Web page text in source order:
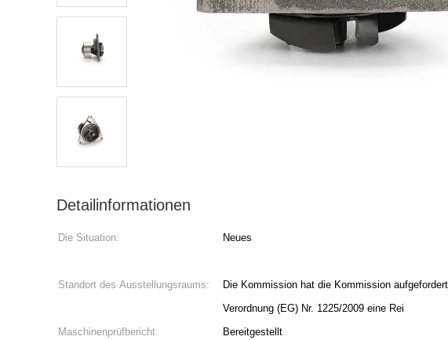
Detailinformationen
Die Situation: Neues
Standort des Ausstellungsraums:
Die Kommission hat die Kommission
Verordnung (EG) Nr. 1225/2009 eine Rei
Maschinenprüfbericht: Bereitgestellt